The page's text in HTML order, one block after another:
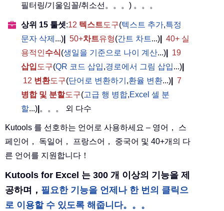
필터링/기울임꼴/취소선。。。) 。。。
상위 15 툴셋:12 텍스트도구(텍스트 추가,특정
문자 삭제 ...) 50+차트유형(간트 차트...)
40+ 실
용적인수식(생일을 기준으로 나이 계산...)
19
삽입 도구(QR 코드 삽입,경로에서 그림 삽입...)
12 변환도구(단어로 변환하기 ,환율 변환...)
7
병합 및 분할도구(고급 행 병합,Excel 셀 분
할...) 。。。 외 다수
Kutools 를 선호하는 언어로 사용하세요 – 영어， 스
페인어， 독일어， 프랑스어， 중국어 및 40+개의 다
른 언어를 지원합니다！
Kutools for Excel 는 300 개 이상의 기능을 제
공하며， 필요한 기능을 언제나 한 번의 클릭으
로 이용할 수 있도록 해줍니다。。。